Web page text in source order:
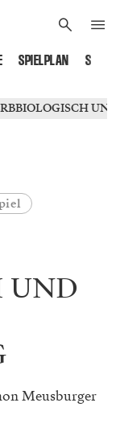
SPIELPLAN
UND
Meusburger